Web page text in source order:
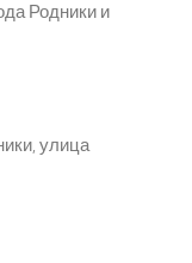
Родники и
улица